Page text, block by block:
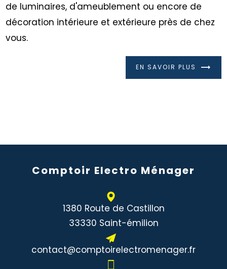
de luminaires, d'ameublement ou encore de
décoration intérieure et extérieure près de chez
vous.
EN SAVOIR PLUS
Comptoir Electro Ménager
1380 Route de Castillon
33330 Saint-émilion
contact@comptoirelectromenager.fr